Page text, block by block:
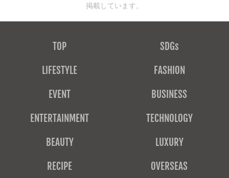
掲載しています。
TOP
SDGs
LIFESTYLE
FASHION
EVENT
BUSINESS
ENTERTAINMENT
TECHNOLOGY
BEAUTY
LUXURY
RECIPE
OVERSEAS